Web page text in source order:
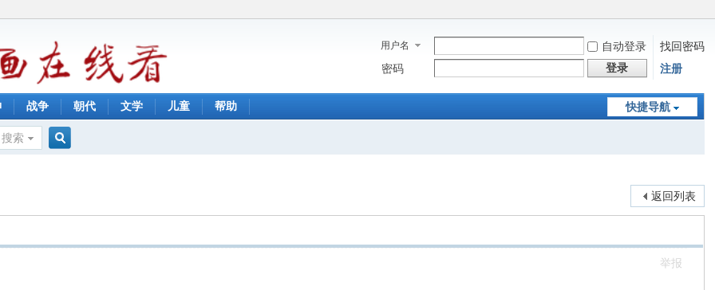
用户名 自动登录
找回密码
密码
登录 注册
快捷导航
战争 朝代 文学 儿童 帮助
搜索
返回列表
举报